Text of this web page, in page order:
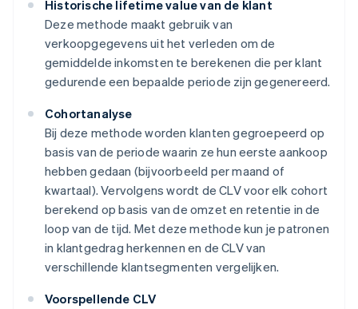
Historische lifetime value van de klant
Deze methode maakt gebruik van
verkoopgegevens uit het verleden om de
gemiddelde inkomsten te berekenen die per klant
gedurende een bepaalde periode zijn gegenereerd.
Cohortanalyse
Bij deze methode worden klanten gegroepeerd op
basis van de periode waarin ze hun eerste aankoop
hebben gedaan (bijvoorbeeld per maand of
kwartaal). Vervolgens wordt de CLV voor elk cohort
berekend op basis van de omzet en retentie in de
loop van de tijd. Met deze methode kun je patronen
in klantgedrag herkennen en de CLV van
verschillende klantsegmenten vergelijken.
Voorspellende CLV